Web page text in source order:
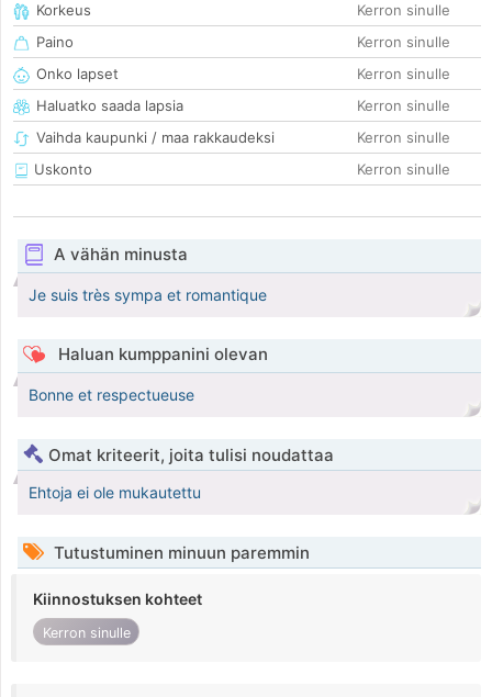
Korkeus
Kerron sinulle
Paino
Kerron sinulle
Onko lapset
Kerron sinulle
Haluatko saada lapsia
Kerron sinulle
Vaihda kaupunki / maa rakkaudeksi
Kerron sinulle
Uskonto
Kerron sinulle
A vähän minusta
Je suis très sympa et romantique
Haluan kumppanini olevan
Bonne et respectueuse
Omat kriteerit, joita tulisi noudattaa
Ehtoja ei ole mukautettu
Tutustuminen minuun paremmin
Kiinnostuksen kohteet
Kerron sinulle